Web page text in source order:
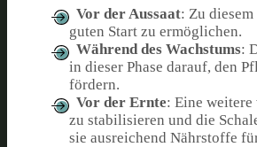
Vor der Aussaat: Zu
guten Start zu ermöglichen.
Während des Wachstums:
in dieser Phase darauf, den
fördern.
Vor der Ernte: Eine
zu stabilisieren und die
sie ausreichend Nährstoffe